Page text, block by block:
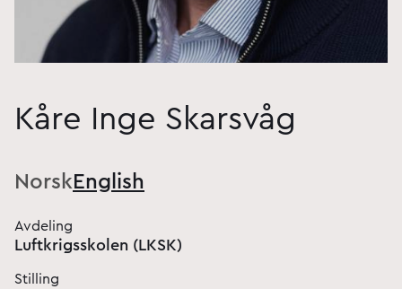
Kåre Inge Skarsvåg
NorskEnglish
Avdeling
Luftkrigsskolen (LKSK)
Stilling